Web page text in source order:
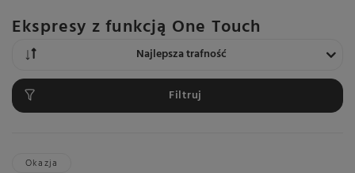
Ekspresy z funkcją One Touch
Zmień sortowanie
Najlepsza trafność
Filtruj
Okazja